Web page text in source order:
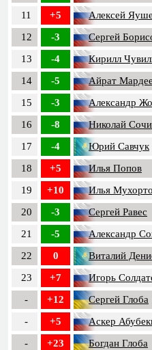
11
+5 Алексей
12
-3 Сергей
13
-4 Кирилл
14
-5 Айрат
15
-3 Александр
16
-8 Николай
17
-4 Юрий Савчук
18
+5 Илья Попов
19
+10 Илья
20
-3 Сергей Равес
21
-5 Александр
22
0 Виталий
23
+7 Игорь
-
+12 Сергей Глоба
-
+5 Аскер
-
+23 Богдан Глоба